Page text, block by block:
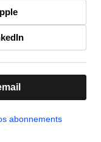
abonnements